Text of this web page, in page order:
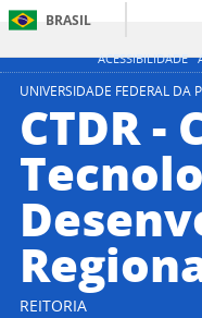
ACESSIBILIDADE
BRASIL
UNIVERSIDADE FEDERAL DA
CTDR -
REITORIA